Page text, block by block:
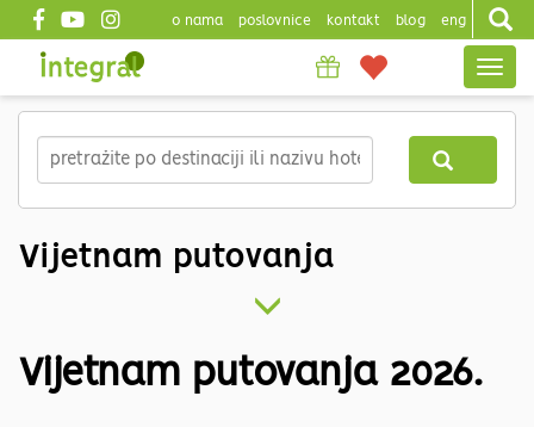
main
content
Top
o nama poslovnice kontakt blog eng
Vijetnam putovanja
Vijetnam putovanja 2026.